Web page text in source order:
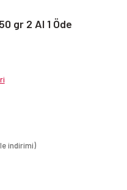
gr 2 Al 1 Öde
indirimi)